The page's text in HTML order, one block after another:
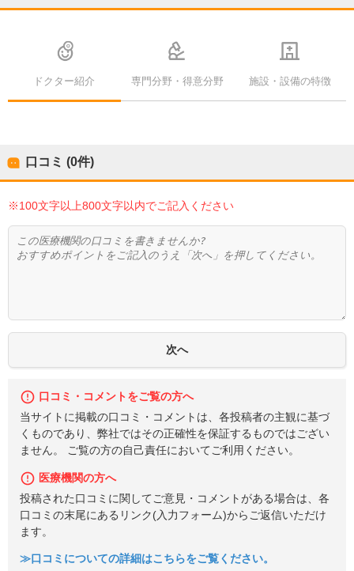
ドクター紹介 専門分野・得意分野 施設・設備の特徴
口コミ (0件)
※100文字以上800文字以内でご記入ください
口コミ・コメントをご覧の方へ
当サイトに掲載の口コミ・コメントは、各投稿者の主観に基づ
くものであり、弊社ではその正確性を保証するものではござい
ません。 ご覧の方の自己責任においてご利用ください。
医療機関の方へ
投稿された口コミに関してご意見・コメントがある場合は、各
口コミの末尾にあるリンク(入力フォーム)からご返信いただけ
ます。
≫口コミについての詳細はこちらをご覧ください。